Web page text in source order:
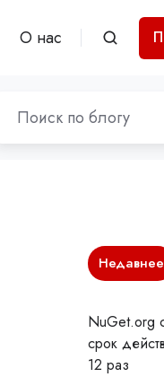
О нас
Недавнее
NuGet.org
срок
12 раз